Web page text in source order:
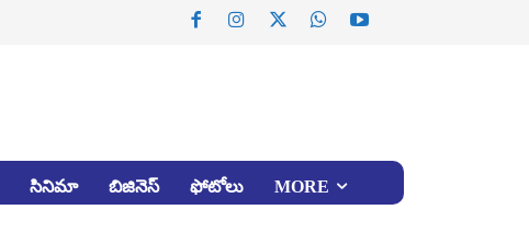
సినిమా బిజినెస్ ఫోటోలు MORE